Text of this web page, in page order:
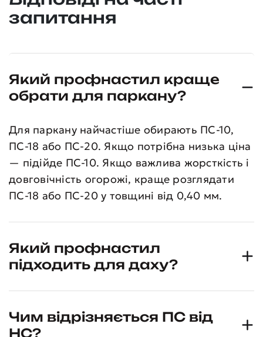
запитання
Який профнастил краще
обрати для паркану?
Для паркану найчастіше обирають ПС-10,
ПС-18 або ПС-20. Якщо потрібна низька ціна
— підійде ПС-10. Якщо важлива жорсткість і
довговічність огорожі, краще розглядати
ПС-18 або ПС-20 у товщині від 0,40 мм.
Який профнастил
підходить для даху?
Чим відрізняється ПС від
НС?